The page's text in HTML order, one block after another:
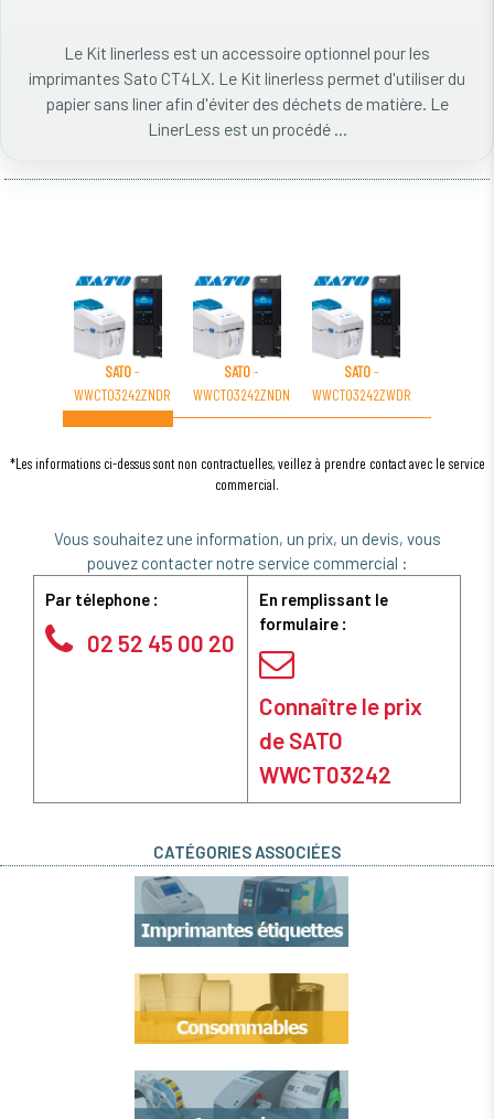
Le Kit linerless est un accessoire optionnel pour les
imprimantes Sato CT4LX. Le Kit linerless permet d'utiliser du
papier sans liner afin d'éviter des déchets de matière. Le
LinerLess est un procédé ...
SATO-
WWCT03242ZNDR
SATO-
WWCT03242ZNDN
SATO-
WWCT03242ZWDR
*Les informations ci-dessus sont non contractuelles, veillez à prendre contact avec le service
commercial.
Vous souhaitez une information, un prix, un devis, vous
pouvez contacter notre service commercial :
Par télephone :
02 52 45 00 20
En remplissant le
formulaire :
Connaître le prix
de SATO
WWCT03242
CATÉGORIES ASSOCIÉES